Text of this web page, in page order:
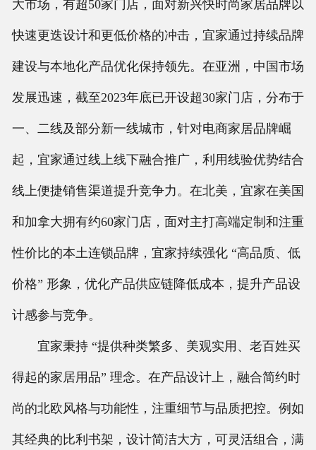
大市场，有超50家门店，面对新兴快时尚家居品牌以
快速更迭设计和更低价格的冲击，宜家通过持续品牌
建设与本地化产品优化保持领先。在亚洲，中国市场
发展迅速，截至2023年底已开设超30家门店，分布于
一、二线及部分新一线城市，针对电商家居品牌崛
起，宜家通过线上线下融合推广，利用线验优势结合
线上便捷销售渠道提升竞争力。在北美，宜家在美国
和加拿大拥有约60家门店，面对主打高端定制和注重
性价比的本土连锁品牌，宜家持续强化 “高品质、低
价格” 形象，优化产品供应链降低成本，提升产品设
计感参与竞争。
宜家秉持 “提供种类繁多、美观实用、老百姓买
得起的家居用品” 理念。在产品设计上，融合简约时
尚的北欧风格与功能性，注重细节与品质把控。例如
其经典的比利书架，设计简洁大方，可灵活组合，满